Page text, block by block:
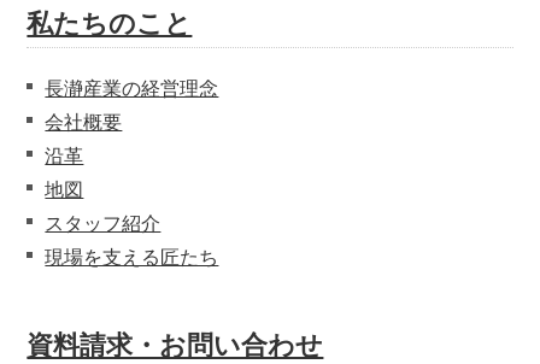
私たちのこと
長瀞産業の経営理念
会社概要
沿革
地図
スタッフ紹介
現場を支える匠たち
資料請求・お問い合わせ